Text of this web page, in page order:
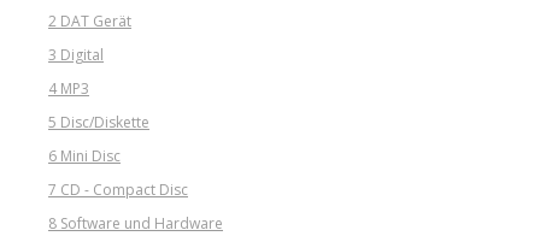
2 DAT Gerät
3 Digital
4 MP3
5 Disc/Diskette
6 Mini Disc
7 CD - Compact Disc
8 Software und Hardware